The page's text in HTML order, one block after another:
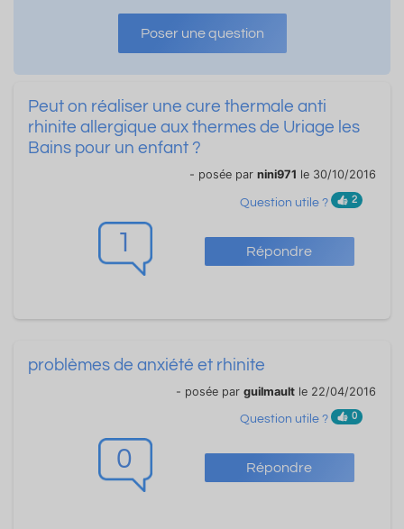
Poser une question
1 Répondre
Peut on réaliser une cure thermale anti
rhinite allergique aux thermes de Uriage les
Bains pour un enfant ?
- posée par nini971 le 30/10/2016
Question utile ? 2
0 Répondre
problèmes de anxiété et rhinite
- posée par guilmault le 22/04/2016
Question utile ? 0